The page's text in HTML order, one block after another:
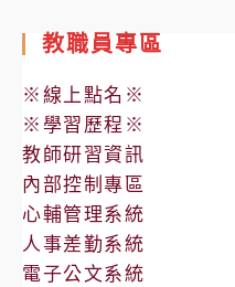
教職員專區
※線上點名※
※學習歷程※
教師研習資訊
內部控制專區
心輔管理系統
人事差勤系統
電子公文系統